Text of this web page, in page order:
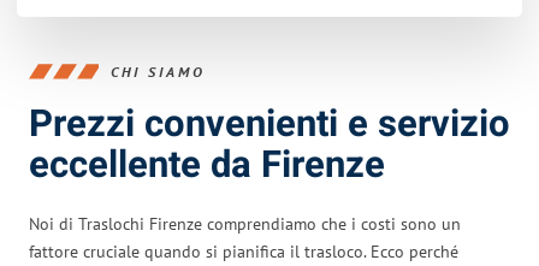
CHI SIAMO
Prezzi convenienti e servizio
eccellente da Firenze
Noi di Traslochi Firenze comprendiamo che i costi sono un
fattore cruciale quando si pianifica il trasloco. Ecco perché